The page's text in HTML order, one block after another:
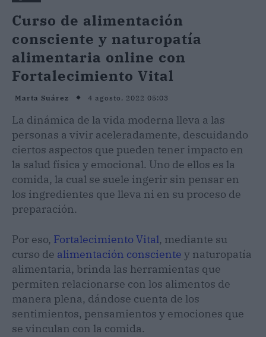
Curso de alimentación
consciente y naturopatía
alimentaria online con
Fortalecimiento Vital
Marta Suárez 4 agosto, 2022 05:03
La dinámica de la vida moderna lleva a las
personas a vivir aceleradamente, descuidando
ciertos aspectos que pueden tener impacto en
la salud física y emocional. Uno de ellos es la
comida, la cual se suele ingerir sin pensar en
los ingredientes que lleva ni en su proceso de
preparación.
Por eso, Fortalecimiento Vital, mediante su
curso de alimentación consciente y naturopatía
alimentaria, brinda las herramientas que
permiten relacionarse con los alimentos de
manera plena, dándose cuenta de los
sentimientos, pensamientos y emociones que
se vinculan con la comida.